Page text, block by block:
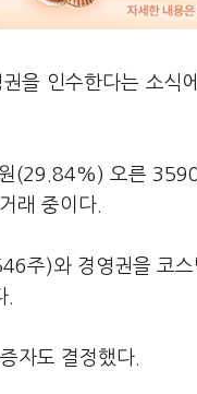
을 인수한다는 소식
(29.84%) 오른
래 중이다.
주)와 경영권을 코
.
자도 결정했다.